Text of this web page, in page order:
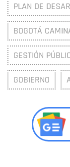
PLAN DE
BOGOTÁ
GESTIÓN
GOBIERNO